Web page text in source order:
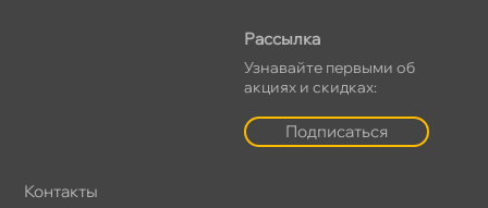
Рассылка
Узнавайте первыми о
акциях и скидках:
Подписаться
Контакты